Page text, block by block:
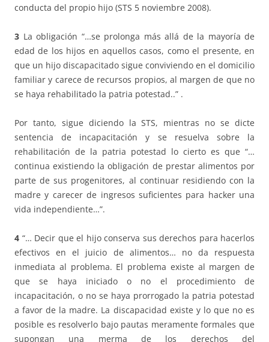
conducta del propio hijo (STS 5 noviembre 2008).
3 La obligación “…se prolonga más allá de la mayoría de
edad de los hijos en aquellos casos, como el presente, en
que un hijo discapacitado sigue conviviendo en el domicilio
familiar y carece de recursos propios, al margen de que no
se haya rehabilitado la patria potestad..” .
Por tanto, sigue diciendo la STS, mientras no se dicte
sentencia de incapacitación y se resuelva sobre la
rehabilitación de la patria potestad lo cierto es que “…
continua existiendo la obligación de prestar alimentos por
parte de sus progenitores, al continuar residiendo con la
madre y carecer de ingresos suficientes para hacker una
vida independiente…”.
4 “… Decir que el hijo conserva sus derechos para hacerlos
efectivos en el juicio de alimentos… no da respuesta
inmediata al problema. El problema existe al margen de
que se haya iniciado o no el procedimiento de
incapacitación, o no se haya prorrogado la patria potestad
a favor de la madre. La discapacidad existe y lo que no es
posible es resolverlo bajo pautas meramente formales que
supongan una merma de los derechos del